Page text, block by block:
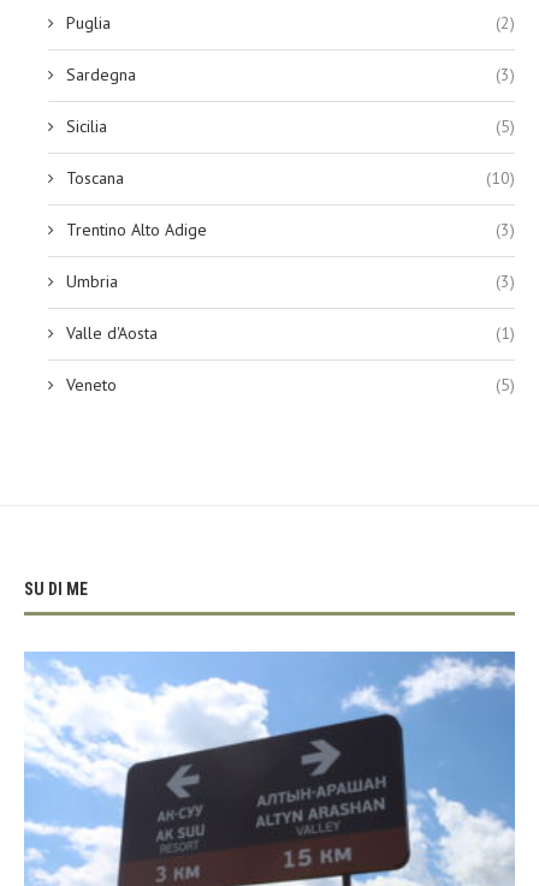
Puglia (2)
Sardegna (3)
Sicilia (5)
Toscana (10)
Trentino Alto Adige (3)
Umbria (3)
Valle d'Aosta (1)
Veneto (5)
SU DI ME